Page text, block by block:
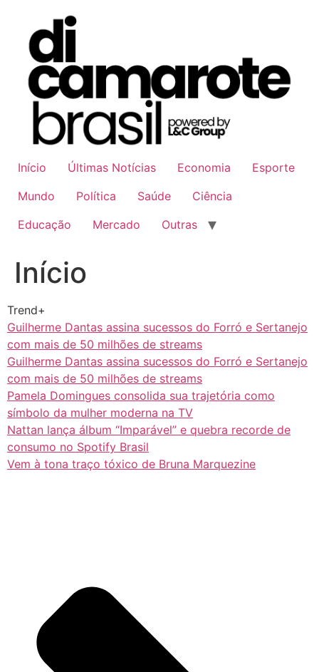
conteúdo
Início Últimas Notícias Economia
Esporte
Mundo
Política Saúde
Ciência
Educação
Mercado Outras
Início
Trend+
Guilherme Dantas assina sucessos do Forró e Sertanejo
com mais de 50 milhões de streams
Guilherme Dantas assina sucessos do Forró e Sertanejo
com mais de 50 milhões de streams
Pamela Domingues consolida sua trajetória como
símbolo da mulher moderna na TV
Nattan lança álbum “Imparável” e quebra recorde de
consumo no Spotify Brasil
Vem à tona traço tóxico de Bruna Marquezine